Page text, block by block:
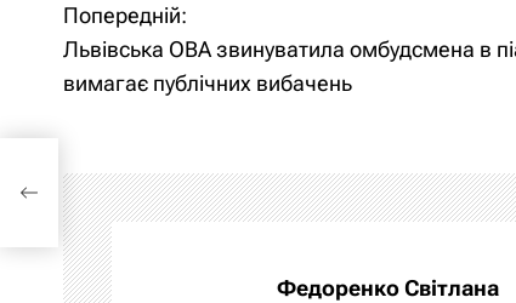
Н
а
і
г
а
Попередній:
Львівська ОВА звинуватила омбудсмена в
вимагає публічних вибачень
Федоренко Світлана